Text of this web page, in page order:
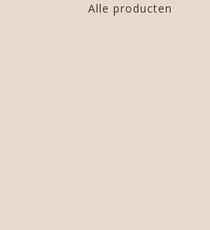
Alle producten